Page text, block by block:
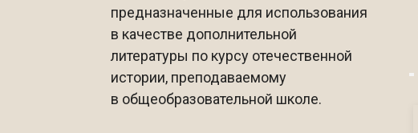
предназначенные для использования
в качестве дополнительной
литературы по курсу отечественной
истории, преподаваемому
в общеобразовательной школе.